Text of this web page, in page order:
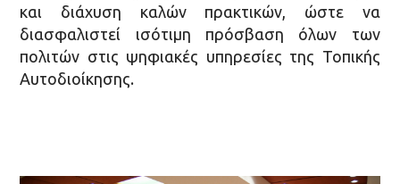
και διάχυση καλών πρακτικών, ώστε να
διασφαλιστεί ισότιμη πρόσβαση όλων των
πολιτών στις ψηφιακές υπηρεσίες της Τοπικής
Αυτοδιοίκησης.